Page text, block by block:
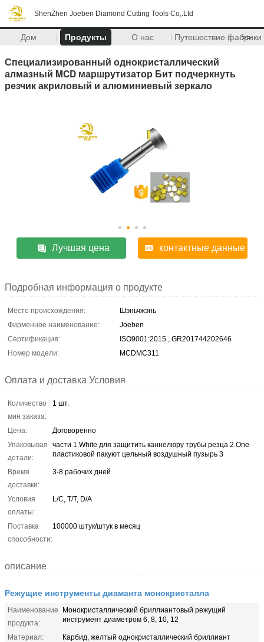
ShenZhen Joeben Diamond Cutting Tools Co,.Ltd
Дом Продукты О нас Путешествие фабрики
>>
Специализированный однокристаллический
алмазный MCD маршрутизатор Бит подчеркнуть
резчик акриловый и алюминиевый зеркало
Лучшая цена контактные данные
Подробная информация о продукте
Место происхождения:
Шэньчжэнь
Фирменное наименование:
Joeben
Сертификация:
ISO9001:2015 , GR201744202646
Номер модели:
MCDMC311
Оплата и доставка Условия
Количество
мин заказа:
1 шт.
Цена:
Договоренно
Упаковывая
детали:
части 1.White для защитить каннелюру трубы резца 2.One
пластиковой пакуют цельный воздушный пузырь 3
Время
доставки:
3-8 рабочих дней
Условия
оплаты:
L/C, T/T, D/A
Поставка
способности:
100000 штук/штук в месяц
описание
Режущие инструменты диаманта монокристалла
Наименование
продукта:
Монокристаллический бриллиантовый режущий
инструмент диаметром 6, 8, 10, 12
Материал:
Карбид, желтый однокристаллический бриллиант